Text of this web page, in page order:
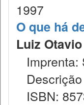
1997
O que há
Luiz
Imprenta:
ISBN: